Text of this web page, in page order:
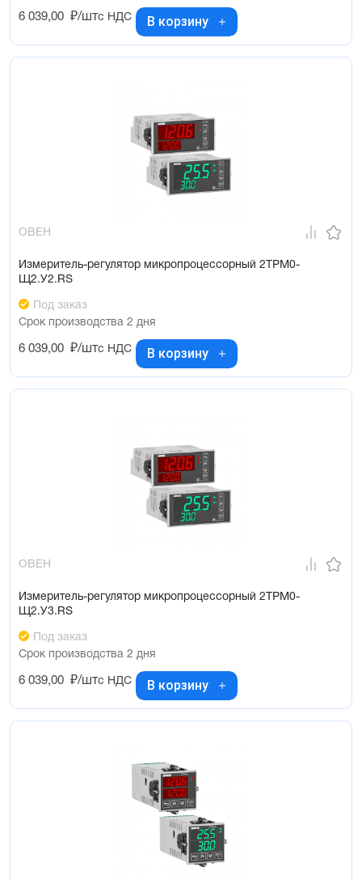
6 039,00 ₽/штс НДС В корзину
ОВЕН
Измеритель-регулятор микропроцессорный 2ТРМ0-
Щ2.У2.RS
Под заказ
Срок производства 2 дня
6 039,00 ₽/штс НДС В корзину
ОВЕН
Измеритель-регулятор микропроцессорный 2ТРМ0-
Щ2.У3.RS
Под заказ
Срок производства 2 дня
6 039,00 ₽/штс НДС В корзину